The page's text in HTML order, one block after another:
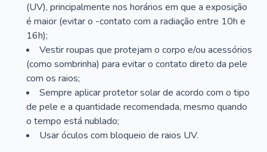
(UV), principalmente nos horários em que a exposição
é maior (evitar o -contato com a radiação entre 10h e
16h);
Vestir roupas que protejam o corpo e/ou acessórios
(como sombrinha) para evitar o contato direto da pele
com os raios;
Sempre aplicar protetor solar de acordo com o tipo
de pele e a quantidade recomendada, mesmo quando
o tempo está nublado;
Usar óculos com bloqueio de raios UV.